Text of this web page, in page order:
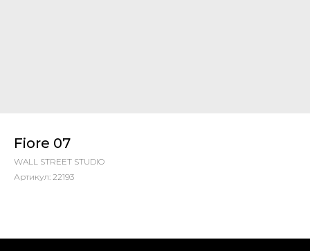
Fiore 07
WALL STREET STUDIO
Артикул: 22193